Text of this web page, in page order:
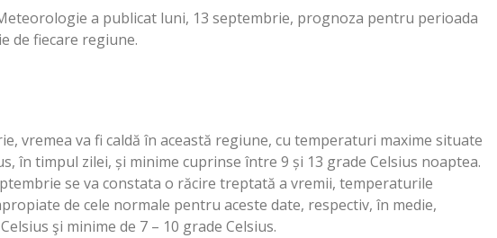
a publicat luni, 13 septembrie, prognoza pentru perioada
de fiecare regiune.
vremea va fi caldă în această regiune, cu temperaturi maxime situate
în timpul zilei, și minime cuprinse între 9 și 13 grade Celsius noaptea.
se va constata o răcire treptată a vremii, temperaturile
de cele normale pentru aceste date, respectiv, în medie,
şi minime de 7 – 10 grade Celsius.